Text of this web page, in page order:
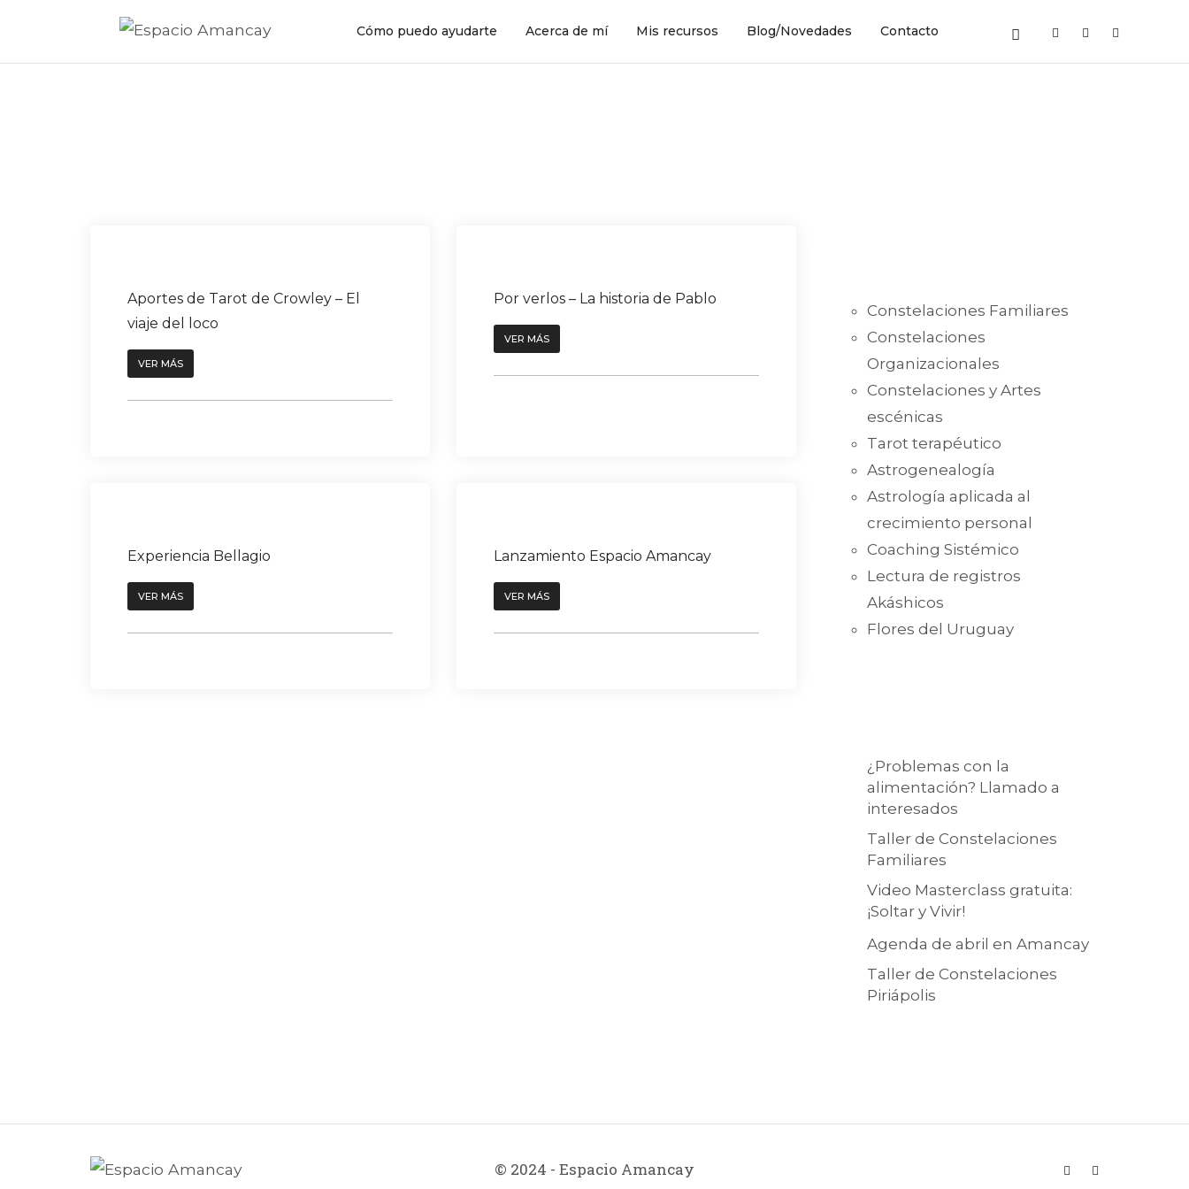
Cómo puedo ayudarte Acerca de mí Mis recursos Blog/Novedades Contacto
Aportes de Tarot de Crowley – El
viaje del loco
VER MÁS
Por verlos – La historia de Pablo
VER MÁS
Experiencia Bellagio
VER MÁS
Lanzamiento Espacio Amancay
VER MÁS
Constelaciones Familiares
Constelaciones
Organizacionales
Constelaciones y Artes
escénicas
Tarot terapéutico
Astrogenealogía
Astrología aplicada al
crecimiento personal
Coaching Sistémico
Lectura de registros
Akáshicos
Flores del Uruguay
¿Problemas con la
alimentación? Llamado a
interesados
Taller de Constelaciones
Familiares
Video Masterclass gratuita:
¡Soltar y Vivir!
Agenda de abril en Amancay
Taller de Constelaciones
Piriápolis
© 2024 - Espacio Amancay